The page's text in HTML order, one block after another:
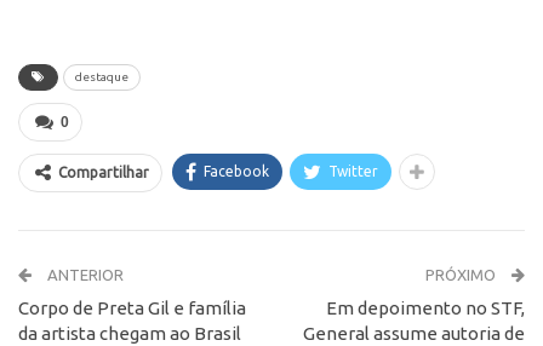
destaque
0
Compartilhar Facebook Twitter
ANTERIOR
Corpo de Preta Gil e família
da artista chegam ao Brasil
PRÓXIMO
Em depoimento no STF,
General assume autoria de